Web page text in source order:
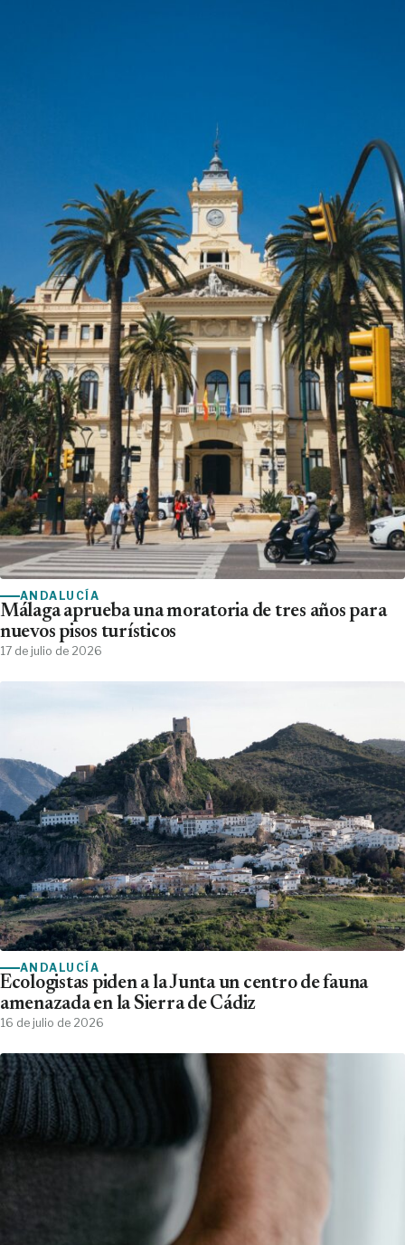
ANDALUCÍA
Málaga aprueba una moratoria de tres años para
nuevos pisos turísticos
17 de julio de 2026
ANDALUCÍA
Ecologistas piden a la Junta un centro de fauna
amenazada en la Sierra de Cádiz
16 de julio de 2026